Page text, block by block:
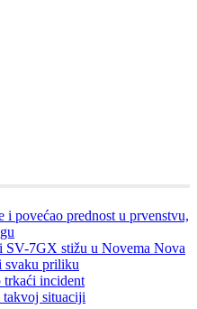
povećao prednost u prvenstvu,
7GX stižu u Novema Nova
svaku priliku
trkaći incident
situaciji